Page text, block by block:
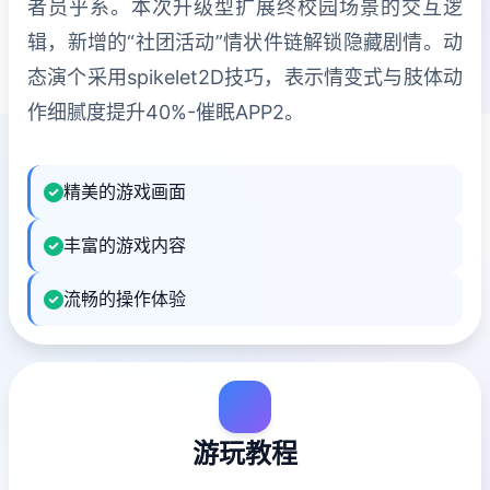
者员乎系。本次升级型扩展终校园场景的交互逻
辑，新增的“社团活动”情状件链解锁隐藏剧情。动
态演个采用spikelet2D技巧，表示情变式与肢体动
作细腻度提升40%-催眠APP2。
精美的游戏画面
丰富的游戏内容
流畅的操作体验
游玩教程